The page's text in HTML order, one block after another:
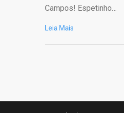
Campos! Espetinho…
Leia Mais